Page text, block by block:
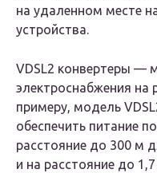
на удаленном месте
устройства.
VDSL2 конвертеры —
электроснабжения на
примеру, модель
обеспечить питание
расстояние до 300 м
и на расстояние до